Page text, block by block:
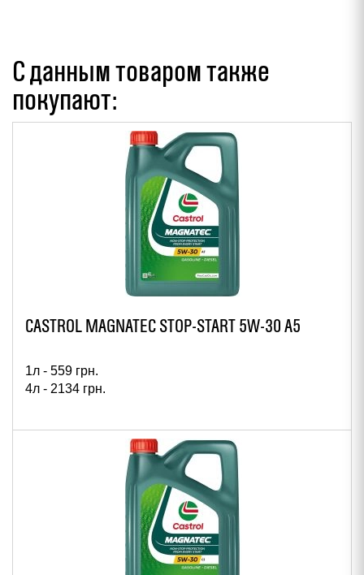
С данным товаром также
покупают:
CASTROL MAGNATEC STOP-START 5W-30 A5
1л - 559 грн.
4л - 2134 грн.